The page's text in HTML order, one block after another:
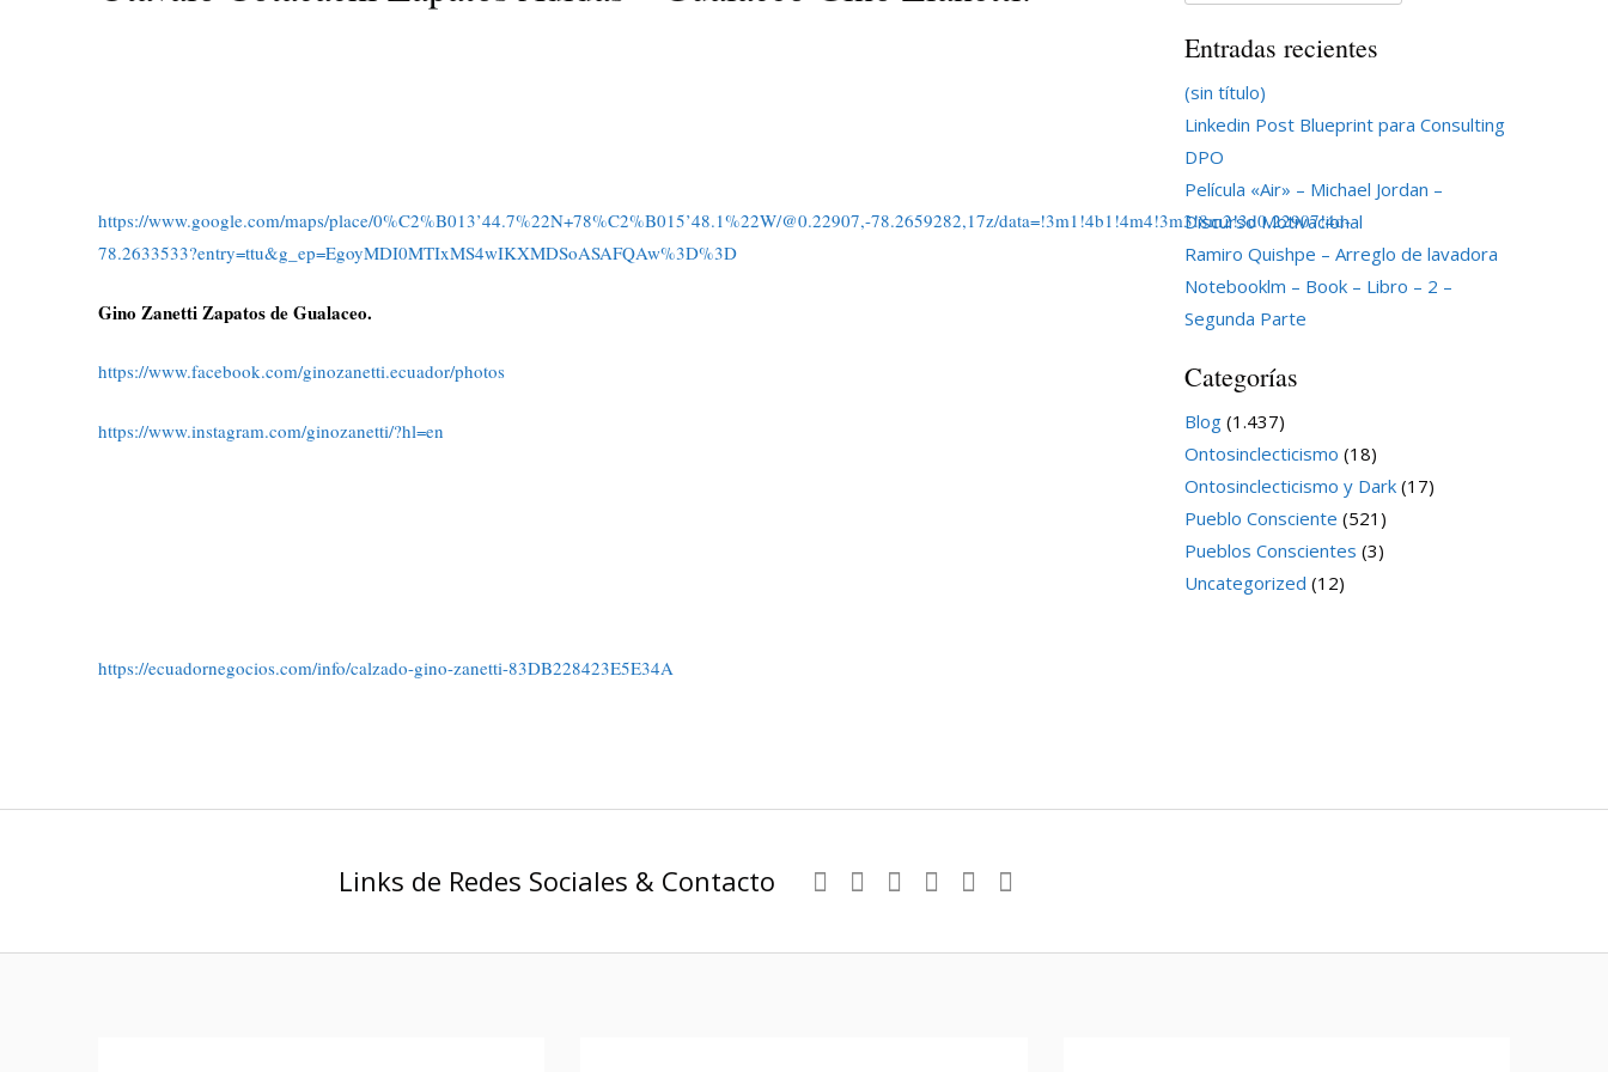
https://www.google.com/maps/place/0%C2%B013’44.7%22N+78%C2%B015’48.1%22W/@0.22907,-78.2659282,17z/data=!3m1!4b1!4m4!3m3!8m2!3d0.22907!4d-
78.2633533?entry=ttu&g_ep=EgoyMDI0MTIxMS4wIKXMDSoASAFQAw%3D%3D
Gino Zanetti Zapatos de Gualaceo.
https://www.facebook.com/ginozanetti.ecuador/photos
https://www.instagram.com/ginozanetti/?hl=en
https://ecuadornegocios.com/info/calzado-gino-zanetti-83DB228423E5E34A
Entradas recientes
(sin título)
Linkedin Post Blueprint para Consulting
DPO
Película «Air» – Michael Jordan –
Discurso Motivacional
Ramiro Quishpe – Arreglo de lavadora
Notebooklm – Book – Libro – 2 –
Segunda Parte
Categorías
Blog(1.437)
Ontosinclecticismo (18)
Ontosinclecticismo y Dark(17)
Pueblo Consciente (521)
Pueblos Conscientes (3)
Uncategorized (12)
Links de Redes Sociales & Contacto